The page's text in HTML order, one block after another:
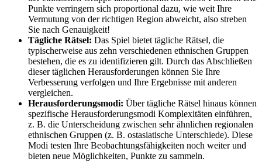
Punkte verringern sich proportional dazu, wie weit Ihre
Vermutung von der richtigen Region abweicht, also streben
Sie nach Genauigkeit!
Tägliche Rätsel: Das Spiel bietet tägliche Rätsel, die
typischerweise aus zehn verschiedenen ethnischen Gruppen
bestehen, die es zu identifizieren gilt. Durch das Abschließen
dieser täglichen Herausforderungen können Sie Ihre
Verbesserung verfolgen und Ihre Ergebnisse mit anderen
vergleichen.
Herausforderungsmodi: Über tägliche Rätsel hinaus können
spezifische Herausforderungsmodi Komplexitäten einführen,
z. B. die Unterscheidung zwischen sehr ähnlichen regionalen
ethnischen Gruppen (z. B. ostasiatische Unterschiede). Diese
Modi testen Ihre Beobachtungsfähigkeiten noch weiter und
bieten neue Möglichkeiten, Punkte zu sammeln.